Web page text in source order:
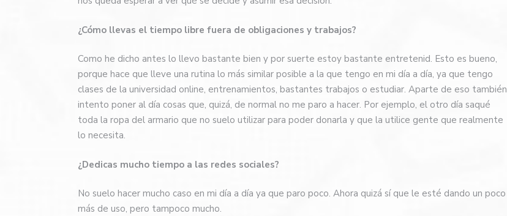
¿Cómo llevas el tiempo libre fuera de obligaciones y trabajos?
Como he dicho antes lo llevo bastante bien y por suerte estoy bastante entretenid. Esto es bueno,
porque hace que lleve una rutina lo más similar posible a la que tengo en mi día a día, ya que tengo
clases de la universidad online, entrenamientos, bastantes trabajos o estudiar. Aparte de eso también
intento poner al día cosas que, quizá, de normal no me paro a hacer. Por ejemplo, el otro día saqué
toda la ropa del armario que no suelo utilizar para poder donarla y que la utilice gente que realmente
lo necesita.
¿Dedicas mucho tiempo a las redes sociales?
No suelo hacer mucho caso en mi día a día ya que paro poco. Ahora quizá sí que le esté dando un poco
más de uso, pero tampoco mucho.